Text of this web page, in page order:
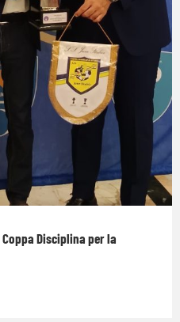
Disciplina per la